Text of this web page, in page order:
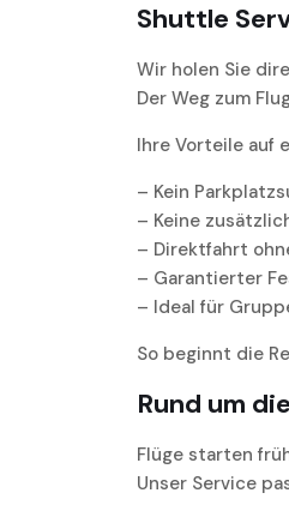
Shuttle
Wir holen Sie
Der Weg zum
Ihre Vorteile auf
– Kein
– Keine
– Direktfahrt
– Garantierter
– Ideal für
So beginnt die
Rund um
Flüge starten
Unser Service